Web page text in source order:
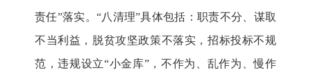
责任”落实。“八清理”具体包括：职责不分、谋取
不当利益，脱贫攻坚政策不落实，招标投标不规
范，违规设立“小金库”，不作为、乱作为、慢作